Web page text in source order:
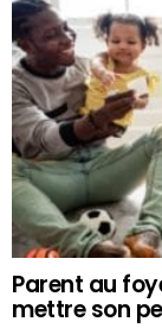
Parent au
mettre son